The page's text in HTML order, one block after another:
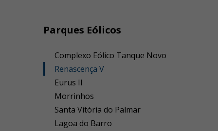
Parques Eólicos
Complexo Eólico Tanque Novo
Renascença V
Eurus II
Morrinhos
Santa Vitória do Palmar
Lagoa do Barro